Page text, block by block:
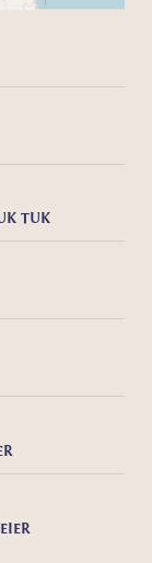
TUK